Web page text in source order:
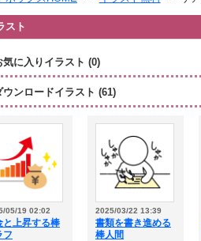
スト
気に入りイラスト (0)
ウンロードイラスト (61)
05/19 02:02
と上昇する棒
フ
2025/03/22 13:39
書類を書き進める
棒人間